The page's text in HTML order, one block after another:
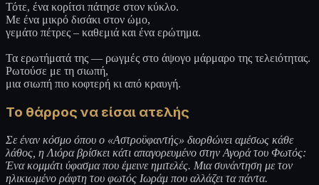
Τότε, ένα κορίτσι πάτησε στον κύκλο.
Με ένα μικρό δισάκι στον ώμο,
γεμάτο πέτρες – καθεμιά και ένα ερώτημα.
Τα ερωτήματά της — ρωγμές στο άψογο μάρμαρο της τελειότητας.
Ρωτούσε με τη σιωπή,
μια σιωπή πιο κοφτερή κι από κραυγή.
Το θάρρος να είσαι ατελής
Σε έναν κόσμο όπου ο «Αστροϋφαντής» διορθώνει αμέσως κάθε
λάθος, η Λιόρα βρίσκει κάτι απαγορευμένο στην Αγορά του Φωτός:
Ένα κομμάτι ύφασμα που έμεινε ημιτελές. Μια συνάντηση με τον
ηλικιωμένο ράφτη του φωτός Ιωράμ που αλλάζει τα πάντα.